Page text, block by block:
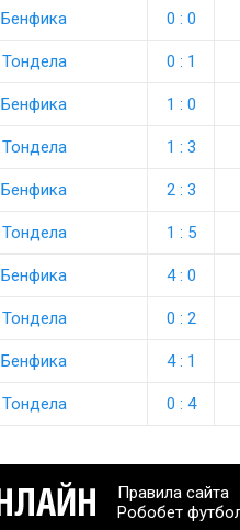
Бенфика 0 : 0
Тондела 0 : 1
Бенфика 1 : 0
Тондела 1 : 3
Бенфика 2 : 3
Тондела 1 : 5
Бенфика 4 : 0
Тондела 0 : 2
Бенфика 4 : 1
Тондела 0 : 4
Правила сайта
Робобет